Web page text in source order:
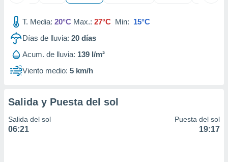
de
1199
T. Media: 20°C Max.: 27°C Min: 15°C
Días de lluvia: 20 días
Acum. de lluvia: 139 l/m²
Viento medio: 5 km/h
Salida y Puesta del sol
Salida del sol
06:21
Puesta del sol
19:17